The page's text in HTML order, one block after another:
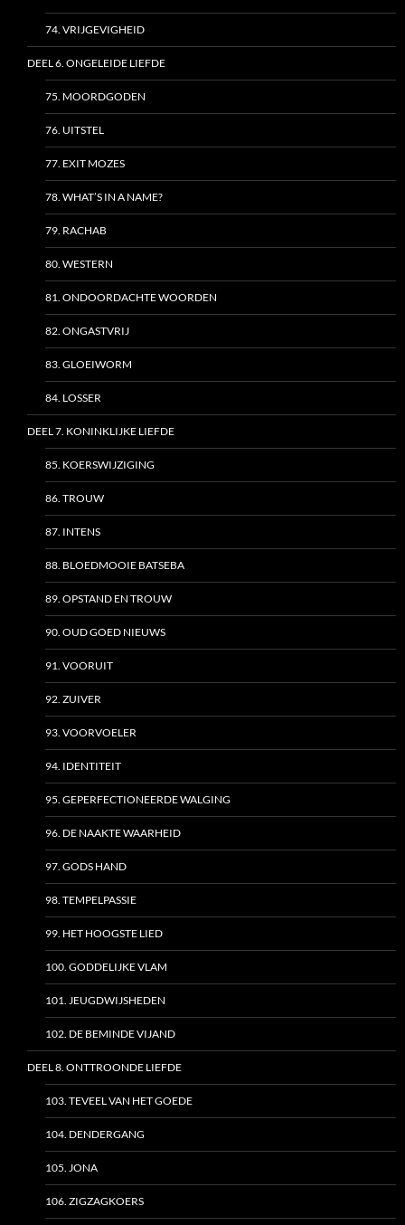
74. VRIJGEVIGHEID
DEEL 6. ONGELEIDE LIEFDE
75. MOORDGODEN
76. UITSTEL
77. EXIT MOZES
78. WHAT’S IN A NAME?
79. RACHAB
80. WESTERN
81. ONDOORDACHTE WOORDEN
82. ONGASTVRIJ
83. GLOEIWORM
84. LOSSER
DEEL 7. KONINKLIJKE LIEFDE
85. KOERSWIJZIGING
86. TROUW
87. INTENS
88. BLOEDMOOIE BATSEBA
89. OPSTAND EN TROUW
90. OUD GOED NIEUWS
91. VOORUIT
92. ZUIVER
93. VOORVOELER
94. IDENTITEIT
95. GEPERFECTIONEERDE WALGING
96. DE NAAKTE WAARHEID
97. GODS HAND
98. TEMPELPASSIE
99. HET HOOGSTE LIED
100. GODDELIJKE VLAM
101. JEUGDWIJSHEDEN
102. DE BEMINDE VIJAND
DEEL 8. ONTTROONDE LIEFDE
103. TEVEEL VAN HET GOEDE
104. DENDERGANG
105. JONA
106. ZIGZAGKOERS